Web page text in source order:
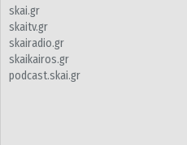
skai.gr
skaitv.gr
skairadio.gr
skaikairos.gr
podcast.skai.gr